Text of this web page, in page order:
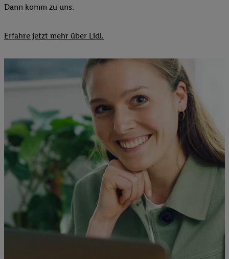
Dann komm zu uns.​
Erfahre jetzt mehr über Lidl.